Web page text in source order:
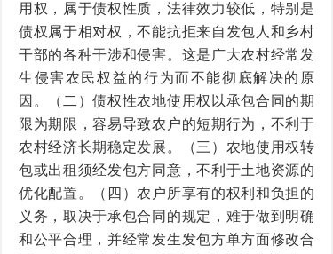
用权，属于债权性质，法律效力较低，特别是
债权属于相对权，不能抗拒来自发包人和乡村
干部的各种干涉和侵害。这是广大农村经常发
生侵害农民权益的行为而不能彻底解决的原
因。（二）债权性农地使用权以承包合同的期
限为期限，容易导致农户的短期行为，不利于
农村经济长期稳定发展。（三）农地使用权转
包或出租须经发包方同意，不利于土地资源的
优化配置。（四）农户所享有的权利和负担的
义务，取决于承包合同的规定，难于做到明确
和公平合理，并经常发生发包方单方面修改合